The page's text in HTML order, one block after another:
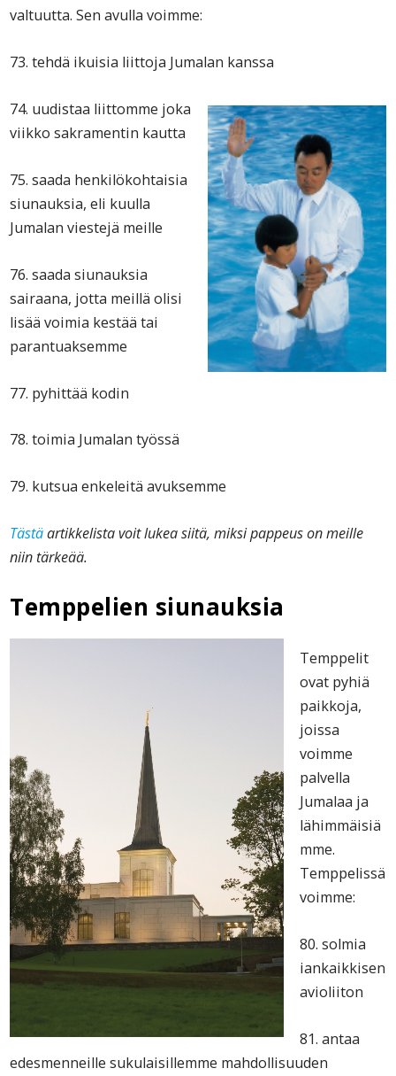
valtuutta. Sen avulla voimme:
73. tehdä ikuisia liittoja Jumalan kanssa
74. uudistaa liittomme joka
viikko sakramentin kautta
75. saada henkilökohtaisia
siunauksia, eli kuulla
Jumalan viestejä meille
76. saada siunauksia
sairaana, jotta meillä olisi
lisää voimia kestää tai
parantuaksemme
77. pyhittää kodin
78. toimia Jumalan työssä
79. kutsua enkeleitä avuksemme
Tästäartikkelista voit lukea siitä, miksi pappeus on meille
niin tärkeää.
Temppelien siunauksia
Temppelit
ovat pyhiä
paikkoja,
joissa
voimme
palvella
Jumalaa ja
lähimmäisiä
mme.
Temppelissä
voimme:
80. solmia
iankaikkisen
avioliiton
81. antaa
edesmenneille sukulaisillemme mahdollisuuden